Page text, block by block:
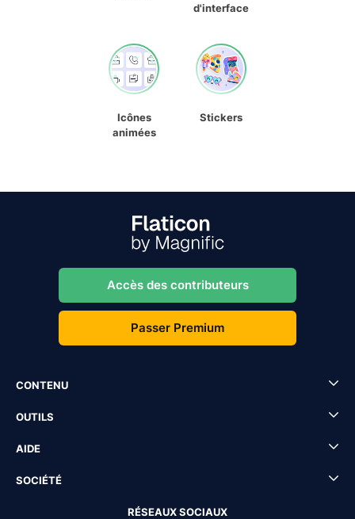
d'interface
Icônes
animées
Stickers
Accès des contributeurs
Passer Premium
CONTENU
OUTILS
AIDE
SOCIÉTÉ
RÉSEAUX SOCIAUX